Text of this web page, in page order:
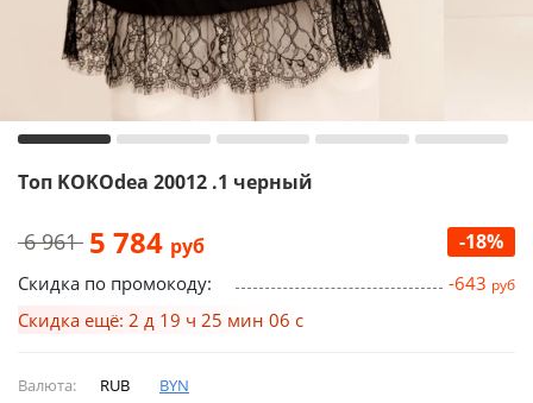
Топ KOKOdea 20012 .1 черный
6 961 5 784 руб -18%
Скидка по промокоду: -643 руб
Скидка ещё: 2 д 19 ч 25 мин 06 с
Валюта: RUB BYN